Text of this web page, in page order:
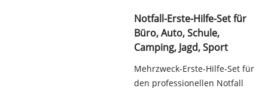
Notfall-Erste-Hilfe-Set für
Büro, Auto, Schule,
Camping, Jagd, Sport
Mehrzweck-Erste-Hilfe-Set für
den professionellen Notfall